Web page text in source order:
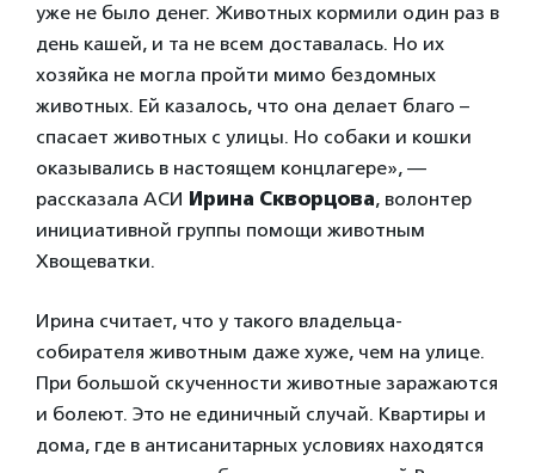
уже не было денег. Животных кормили один раз в
день кашей, и та не всем доставалась. Но их
хозяйка не могла пройти мимо бездомных
животных. Ей казалось, что она делает благо –
спасает животных с улицы. Но собаки и кошки
оказывались в настоящем концлагере», —
рассказала АСИ Ирина Скворцова, волонтер
инициативной группы помощи животным
Хвощеватки.
Ирина считает, что у такого владельца-
собирателя животным даже хуже, чем на улице.
При большой скученности животные заражаются
и болеют. Это не единичный случай. Квартиры и
дома, где в антисанитарных условиях находятся